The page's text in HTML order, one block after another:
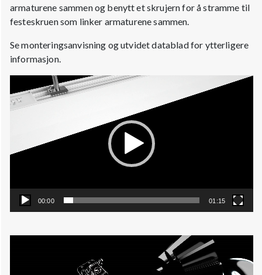
armaturene sammen og benytt et skrujern for å stramme til
festeskruen som linker armaturene sammen.
Se monteringsanvisning og utvidet datablad for ytterligere
informasjon.
Videoavspiller
00:00 01:15